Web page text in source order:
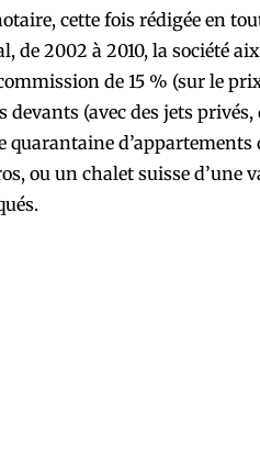
cette fois rédigée en
de 2002 à 2010, la société
de 15 % (sur le
devants (avec des jets
d’appartements
ou un chalet suisse d’une